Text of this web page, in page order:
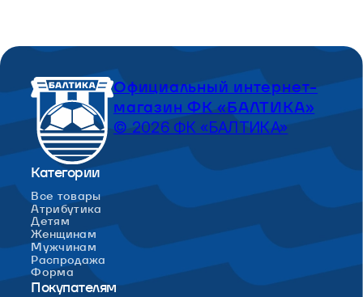
Официальный интернет-
магазин ФК «БАЛТИКА»
© 2026 ФК «БАЛТИКА»
Категории
Все товары
Атрибутика
Детям
Женщинам
Мужчинам
Распродажа
Форма
Покупателям